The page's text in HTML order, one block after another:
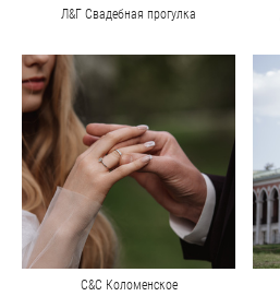
Л&Г Свадебная прогулка
С&С Коломенское